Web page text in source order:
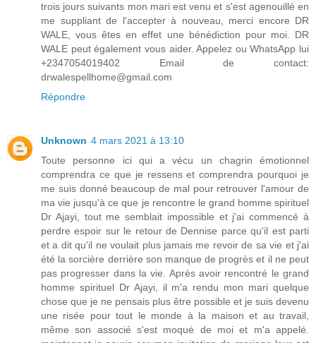
trois jours suivants mon mari est venu et s'est agenouillé en
me suppliant de l'accepter à nouveau, merci encore DR
WALE, vous êtes en effet une bénédiction pour moi. DR
WALE peut également vous aider. Appelez ou WhatsApp lui
+2347054019402 Email de contact:
drwalespellhome@gmail.com
Répondre
Unknown 4 mars 2021 à 13:10
Toute personne ici qui a vécu un chagrin émotionnel
comprendra ce que je ressens et comprendra pourquoi je
me suis donné beaucoup de mal pour retrouver l'amour de
ma vie jusqu'à ce que je rencontre le grand homme spirituel
Dr Ajayi, tout me semblait impossible et j'ai commencé à
perdre espoir sur le retour de Dennise parce qu'il est parti
et a dit qu'il ne voulait plus jamais me revoir de sa vie et j'ai
été la sorcière derrière son manque de progrès et il ne peut
pas progresser dans la vie. Après avoir rencontré le grand
homme spirituel Dr Ajayi, il m'a rendu mon mari quelque
chose que je ne pensais plus être possible et je suis devenu
une risée pour tout le monde à la maison et au travail,
même son associé s'est moqué de moi et m'a appelé.